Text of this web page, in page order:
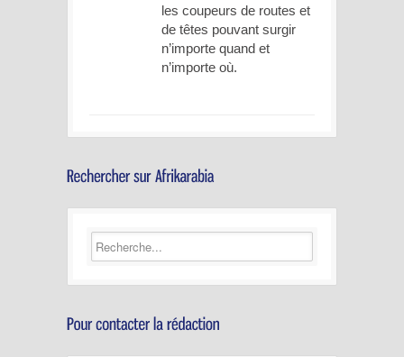
les coupeurs de routes et
de têtes pouvant surgir
n’importe quand et
n’importe où.